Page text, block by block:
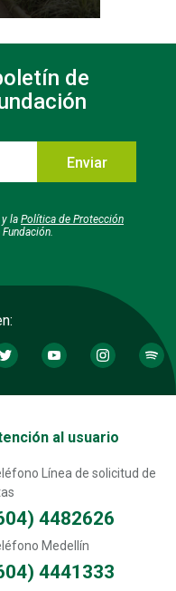
de
y la Política de Protección
Enviar
footeral usuario
Línea de solicitud de
4482626
Medellín
4441333